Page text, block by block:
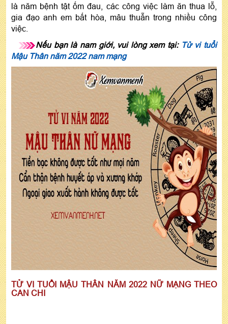
là năm bệnh tật ốm đau, các công việc làm ăn thua lỗ,
gia đạo anh em bất hòa, mâu thuẫn trong nhiều công
việc.
Nếu bạn là nam giới, vui lòng xem tại: Tử vi tuổi
Mậu Thân năm 2022 nam mạng
TỬ VI TUỔI MẬU THÂN NĂM 2022 NỮ MẠNG THEO
CAN CHI